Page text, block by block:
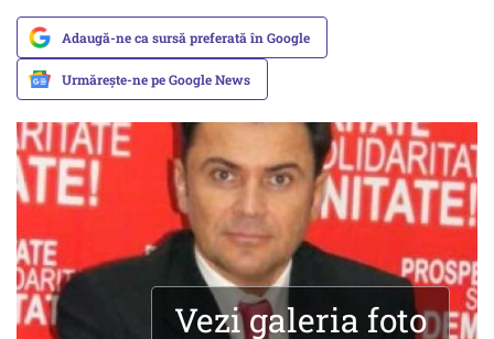
Adaugă-ne ca sursă preferată în Google
Urmărește-ne pe Google News
Vezi galeria foto